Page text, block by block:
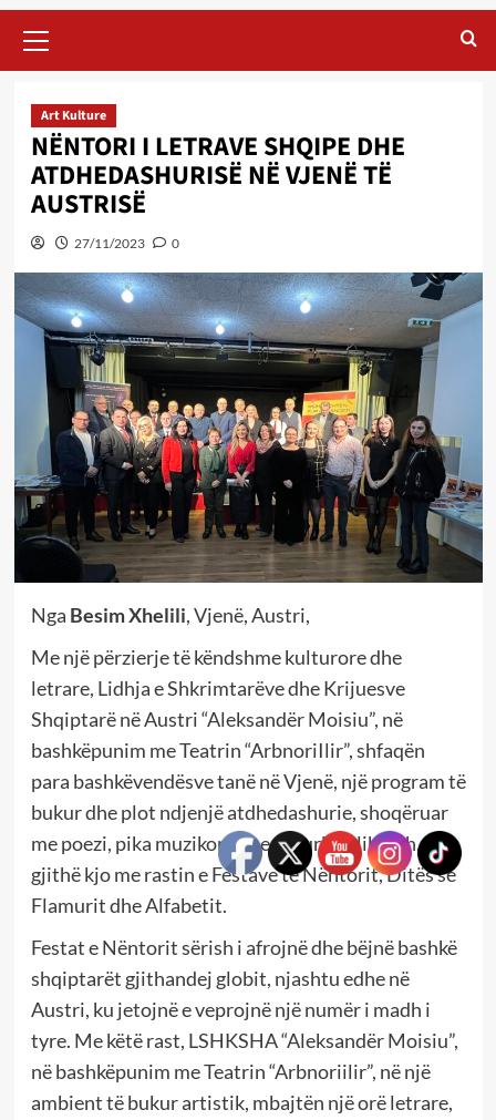
Menu
Art Kulture
NËNTORI I LETRAVE SHQIPE DHE
ATDHEDASHURISË NË VJENË TË
AUSTRISË
27/11/2023 0
Nga Besim Xhelili, Vjenë, Austri,
Me një përzierje të këndshme kulturore dhe
letrare, Lidhja e Shkrimtarëve dhe Krijuesve
Shqiptarë në Austri “Aleksandër Moisiu”, në
bashkëpunim me Teatrin “ArbnoriIlir”, shfaqën
para bashkëvendësve tanë në Vjenë, një program të
bukur dhe plot ndjenjë atdhedashurie, shoqëruar
me poezi, pika muzikore dhe përurime librash. E
gjithë kjo me rastin e Festave të Nëntorit, Ditës së
Flamurit dhe Alfabetit.
Festat e Nëntorit sërish i afrojnë dhe bëjnë bashkë
shqiptarët gjithandej globit, njashtu edhe në
Austri, ku jetojnë e veprojnë një numër i madh i
tyre. Me këtë rast, LSHKSHA “Aleksandër Moisiu”,
në bashkëpunim me Teatrin “Arbnoriilir”, në një
ambient të bukur artistik, mbajtën një orë letrare,